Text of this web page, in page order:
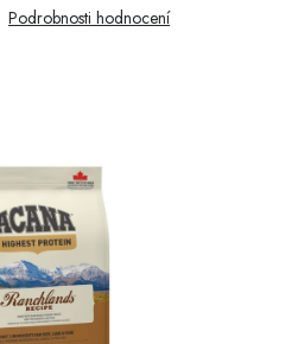
Podrobnosti hodnocení